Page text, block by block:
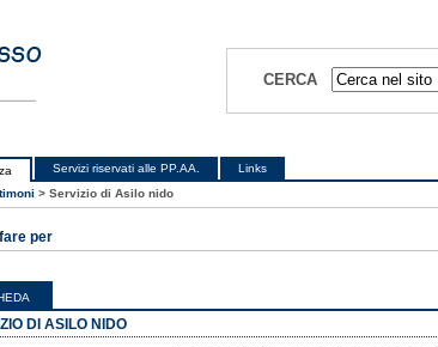
CERCA
Servizi riservati alle PP.AA.
Links
> Servizio di Asilo nido
per
DI ASILO NIDO